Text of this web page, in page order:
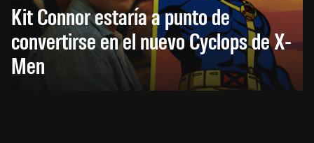
Kit Connor estaría a punto de
convertirse en el nuevo Cyclops de X-
Men